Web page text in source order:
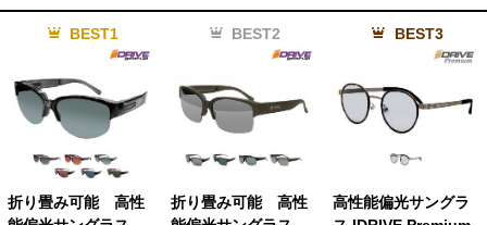
BEST1
折り畳み可能 高性
BEST2
折り畳み可能 高性
BEST3
高性能偏光サングラ